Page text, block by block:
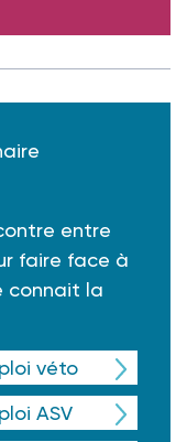
entre
faire face à
connait la
véto
ASV